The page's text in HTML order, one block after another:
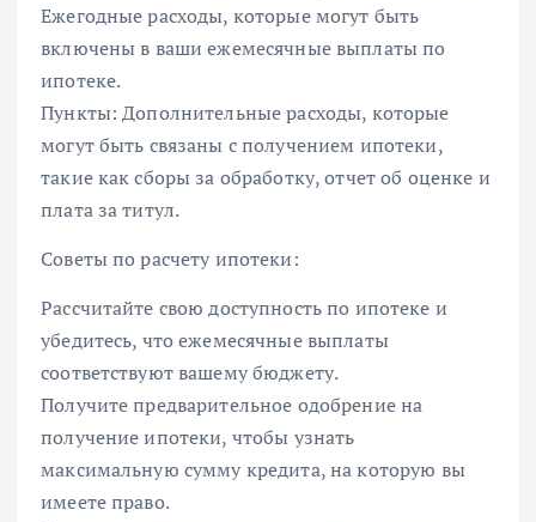
Ежегодные расходы, которые могут быть
включены в ваши ежемесячные выплаты по
ипотеке.
Пункты: Дополнительные расходы, которые
могут быть связаны с получением ипотеки,
такие как сборы за обработку, отчет об оценке и
плата за титул.
Советы по расчету ипотеки:
Рассчитайте свою доступность по ипотеке и
убедитесь, что ежемесячные выплаты
соответствуют вашему бюджету.
Получите предварительное одобрение на
получение ипотеки, чтобы узнать
максимальную сумму кредита, на которую вы
имеете право.